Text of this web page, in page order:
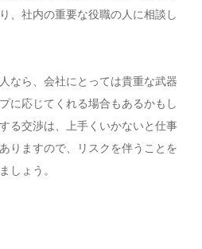
、社内の重要な役職の人に相談し
なら、会社にとっては貴重な武器
に応じてくれる場合もあるかもし
る交渉は、上手くいかないと仕事
りますので、リスクを伴うことを
しょう。